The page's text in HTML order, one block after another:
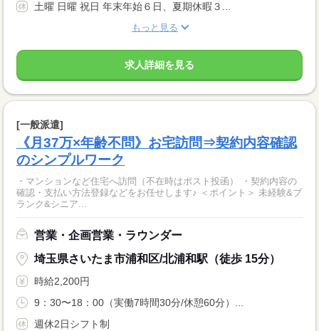
土曜 日曜 祝日 年末年始６日、夏期休暇３...
もっと見る
求人詳細を見る
[一般派遣]
《月37万×年齢不問》お宅訪問⇒契約内容確認
のシンプルワーク
・マンションなど住宅へ訪問（不在時はポスト投函） ・契約内容の
確認・支払い方法登録などをお任せします♪ ＜ポイント＞ 未経験&ブ
ランク&シニア...
営業・企画営業・ラウンダー
埼玉県さいたま市浦和区/北浦和駅（徒歩 15分）
時給2,200円
9：30〜18：00（実働7時間30分/休憩60分）...
週休2日シフト制